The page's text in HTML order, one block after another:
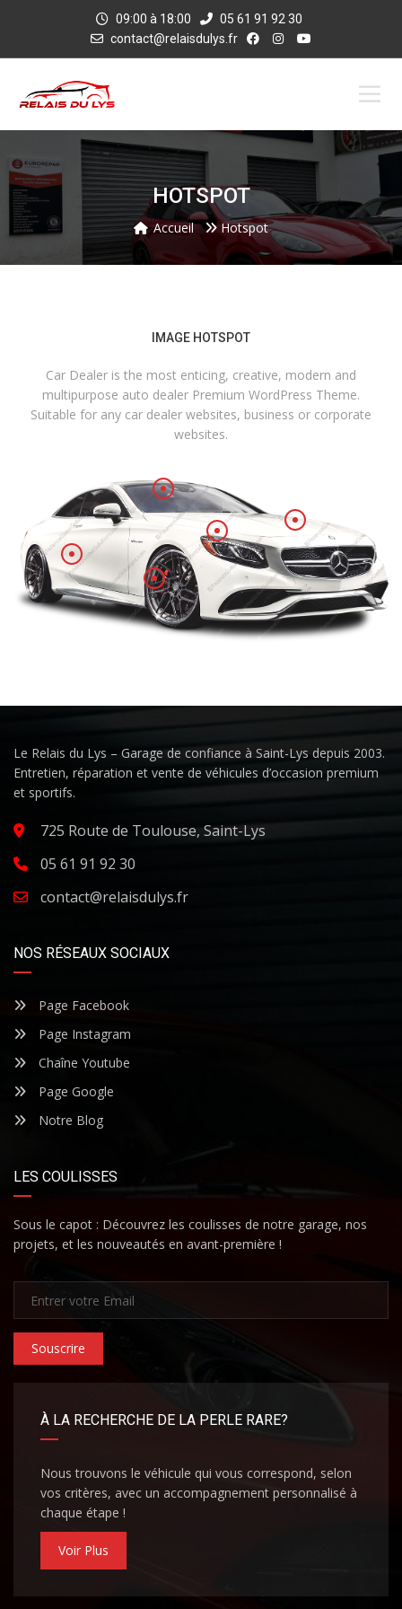
09:00 à 18:00
05 61 91 92 30
contact@relaisdulys.fr
HOTSPOT
Accueil Hotspot
IMAGE HOTSPOT
Car Dealer is the most enticing, creative, modern and
multipurpose auto dealer Premium WordPress Theme.
Suitable for any car dealer websites, business or corporate
websites.
Le Relais du Lys – Garage de confiance à Saint-Lys depuis 2003.
Entretien, réparation et vente de véhicules d’occasion premium
et sportifs.
725 Route de Toulouse, Saint-Lys
05 61 91 92 30
contact@relaisdulys.fr
NOS RÉSEAUX SOCIAUX
Page Facebook
Page Instagram
Chaîne Youtube
Page Google
Notre Blog
LES COULISSES
Sous le capot : Découvrez les coulisses de notre garage, nos
projets, et les nouveautés en avant-première !
Souscrire
À LA RECHERCHE DE LA PERLE RARE?
Nous trouvons le véhicule qui vous correspond, selon
vos critères, avec un accompagnement personnalisé à
chaque étape !
Voir Plus